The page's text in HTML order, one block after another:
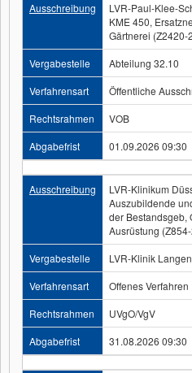
Ausschreibung
LVR-Paul-Klee-
KME 450,
Gärtnerei (Z2420-
Vergabestelle
Abteilung 32.10
Verfahrensart
Öffentliche
Rechtsrahmen
VOB
Abgabefrist
01.09.2026 09:30
Ausschreibung
LVR-Klinikum
Auszubildende
der Bestandsgeb,
Ausrüstung
Vergabestelle
LVR-Klinik
Verfahrensart
Offenes Verfahren
Rechtsrahmen
UVgO/VgV
Abgabefrist
31.08.2026 09:30